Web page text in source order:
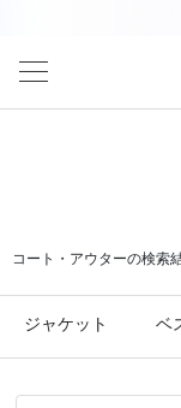
コート・アウターの検索
ジャケット ベ